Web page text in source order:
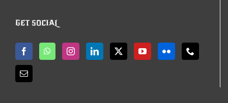
GET SOCIAL